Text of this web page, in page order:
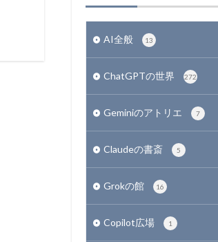
AI全般 13
ChatGPTの世界 272
Geminiのアトリエ 7
Claudeの書斎 5
Grokの館 16
Copilot広場 1